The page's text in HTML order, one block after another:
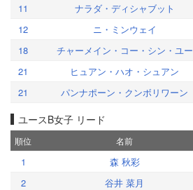
11
ナラダ・ディシャブット
12
ニ・ミンウェイ
18
チャーメイン・コー・シン・ユー
21
ヒュアン・ハオ・シュアン
21
パンナポーン・クンボリワーン
ユースB女子 リード
順位 名前
1 森 秋彩
2
谷井 菜月